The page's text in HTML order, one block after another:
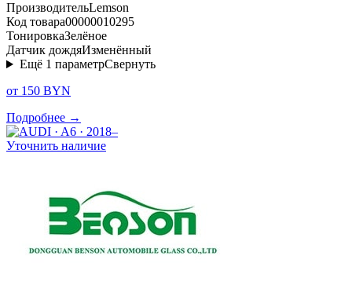
ПроизводительLemson
Код товара00000010295
ТонировкаЗелёное
Датчик дождяИзменённый
Ещё 1 параметрСвернуть
от 150 BYN
Подробнее →
Уточнить наличие